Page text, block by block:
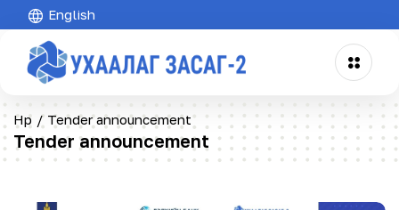
English
Нүүр / Tender announcement
Tender announcement